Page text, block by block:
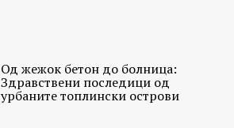
Од жежок бетон до болница:
Здравствени последици од
урбаните топлински острови